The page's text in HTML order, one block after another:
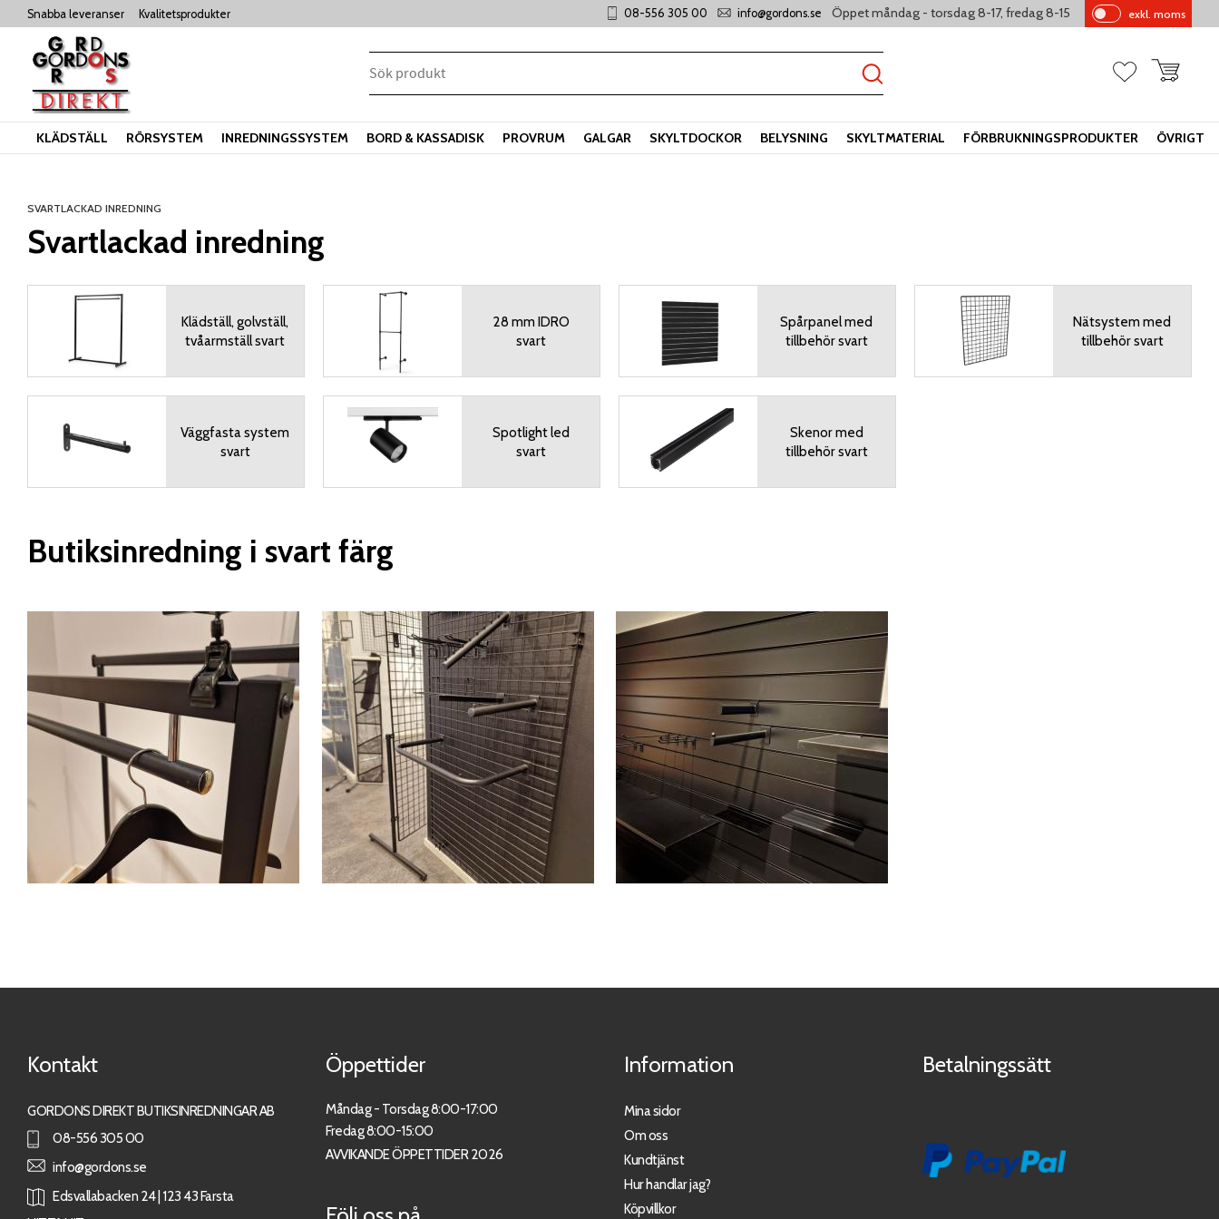
Snabba leveranser Kvalitetsprodukter 08-556 305 00 info@gordons.se Öppet måndag - torsdag 8-17, fredag 8-15
Pr
s
exkl. moms
FavoriterKundvagn
KLÄDSTÄLL RÖRSYSTEM INREDNINGSSYSTEM BORD & KASSADISK PROVRUM GALGAR SKYLTDOCKOR BELYSNING SKYLTMATERIAL FÖRBRUKNINGSPRODUKTER ÖVRIGT
SVARTLACKAD INREDNING
Svartlackad inredning
Klädställ, golvställ,
tvåarmställ svart
28 mm IDRO
svart
Spårpanel med
tillbehör svart
Nätsystem med
tillbehör svart
Väggfasta system
svart
Spotlight led
svart
Skenor med
tillbehör svart
Butiksinredning i svart färg
Kontakt
GORDONS DIREKT BUTIKSINREDNINGAR AB
08-556 305 00
info@gordons.se
Edsvallabacken 24 | 123 43 Farsta
Öppettider
Måndag - Torsdag 8:00-17:00
Fredag 8:00-15:00
AVVIKANDE ÖPPETTIDER 2026
Information
Mina sidor
Om oss
Kundtjänst
Hur handlar jag?
Köpvillkor
Betalningssätt